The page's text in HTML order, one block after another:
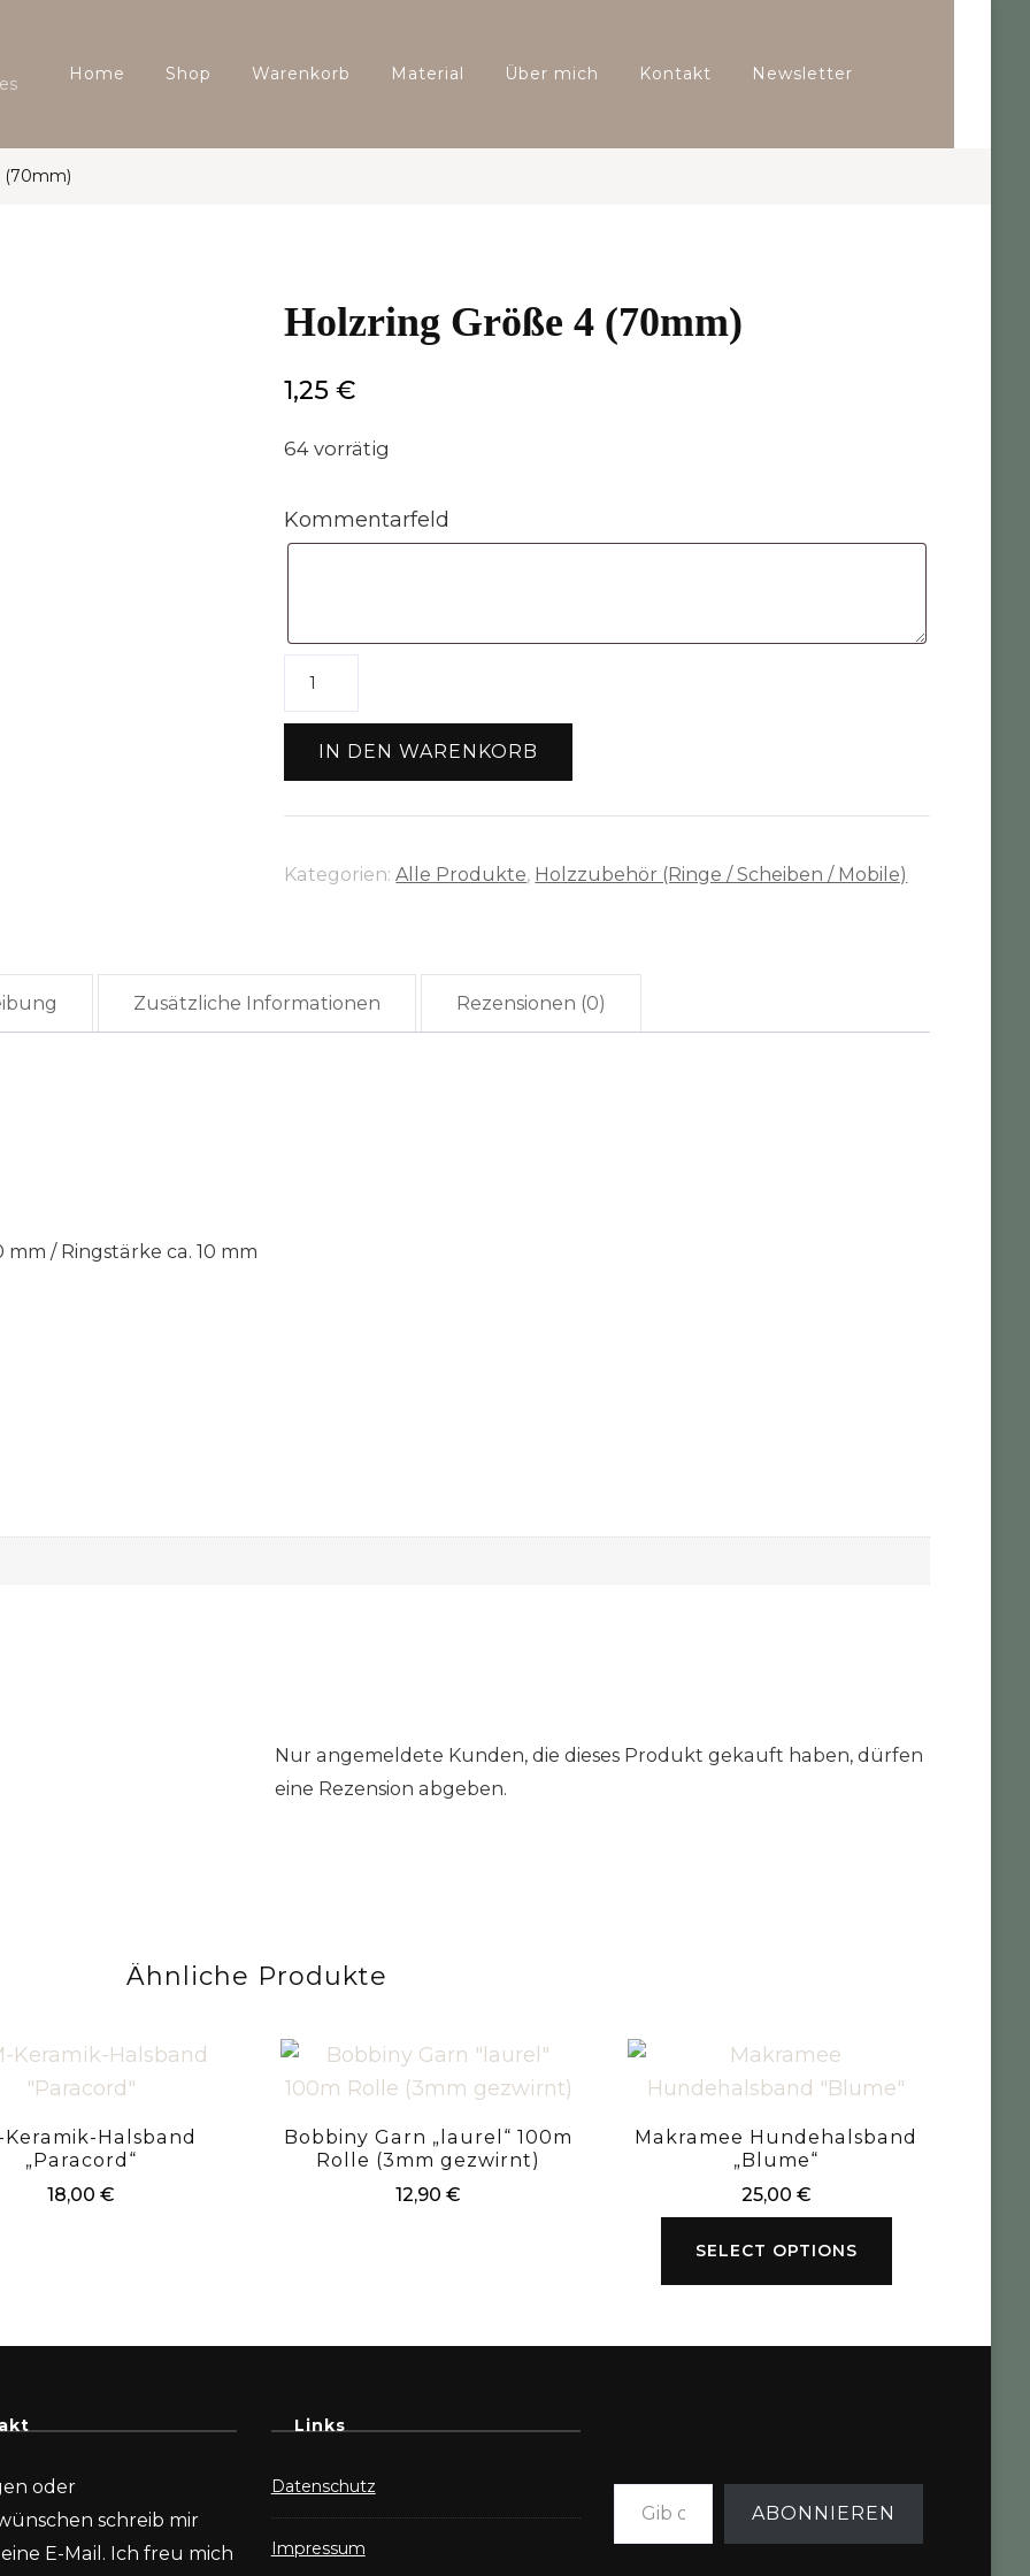
Home Shop Warenkorb Material Über mich Kontakt Newsletter
(70mm)
Holzring Größe 4 (70mm)
1,25€
64 vorrätig
Kommentarfeld
IN DEN WARENKORB
Kategorien:Alle Produkte, Holzzubehör (Ringe / Scheiben / Mobile)
Zusätzliche Informationen Rezensionen (0)
/ Ringstärke ca. 10 mm
Nur angemeldete Kunden, die dieses Produkt gekauft haben, dürfen
eine Rezension abgeben.
Ähnliche Produkte
Keramik-Halsband
„Paracord“
18,00 €
Bobbiny Garn „laurel“ 100m
Rolle (3mm gezwirnt)
12,90€
Makramee Hundehalsband
„Blume“
25,00 €
SELECT OPTIONS
oder
schreib mir
E-Mail. Ich freu mich
Links
Datenschutz
Impressum
Gib deine E-Mail-Adresse ein ...
ABONNIEREN